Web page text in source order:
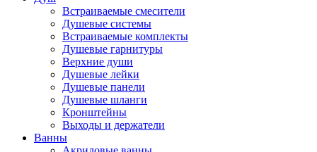
Встраиваемые смесители
Душевые системы
Встраиваемые комплекты
Душевые гарнитуры
Верхние души
Душевые лейки
Душевые панели
Душевые шланги
Кронштейны
Выходы и держатели
Ванны